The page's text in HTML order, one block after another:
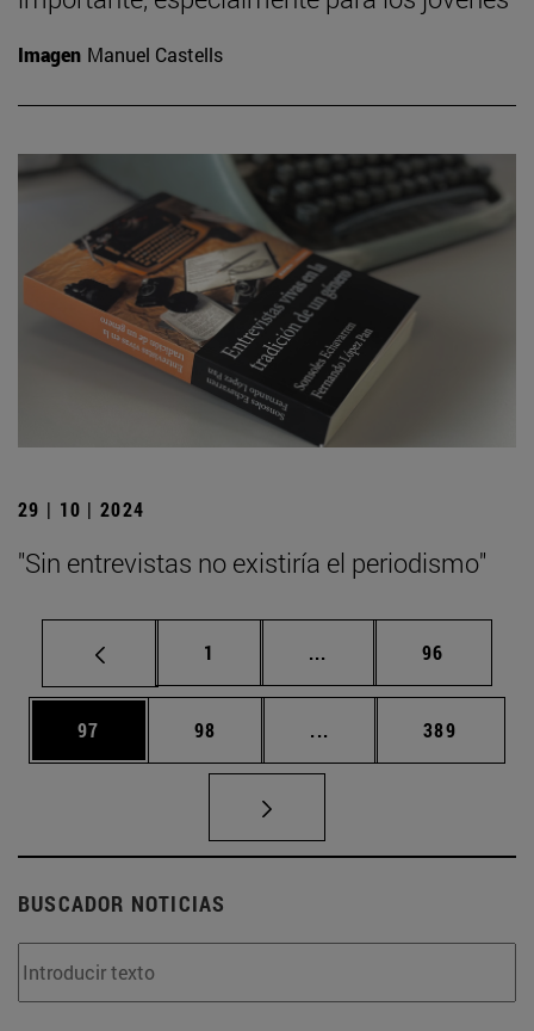
Imagen Manuel Castells
29 | 10 | 2024
"Sin entrevistas no existiría el periodismo"
Página
1 ... Páginas intermedias
Página
96
Página
97 Página
98 ... Páginas intermedias
Página
389
BUSCADOR NOTICIAS